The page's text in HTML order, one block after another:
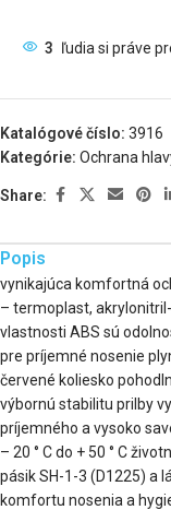
3 ľudia si práve
Katalógové číslo: 3916
Kategórie: Ochrana
Share:
Popis
vynikajúca komfortná
– termoplast,
vlastnosti ABS sú
pre príjemné nosenie
červené koliesko
výbornú stabilitu prilby
príjemného a vysoko
– 20 ° C do + 50 ° C
pásik SH-1-3 (D1225) a
komfortu nosenia a